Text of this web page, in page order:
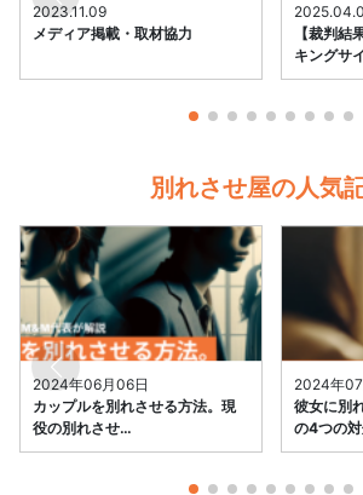
2023.11.09
メディア掲載・取材協力
【裁判結
キングサ
別れさせ屋の人気
2024年06月06日
カップルを別れさせる方法。現
役の別れさせ…
2024年
彼女に別
の4つの